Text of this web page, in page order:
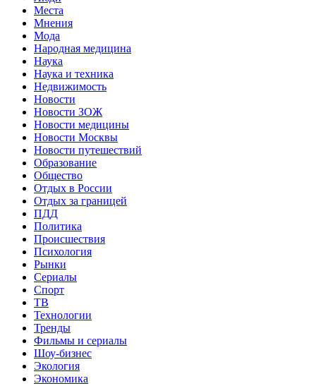
Места
Мнения
Мода
Народная медицина
Наука
Наука и техника
Недвижимость
Новости
Новости ЗОЖ
Новости медицины
Новости Москвы
Новости путешествий
Образование
Общество
Отдых в России
Отдых за границей
ПДД
Политика
Происшествия
Психология
Рынки
Сериалы
Спорт
ТВ
Технологии
Тренды
Фильмы и сериалы
Шоу-бизнес
Экология
Экономика